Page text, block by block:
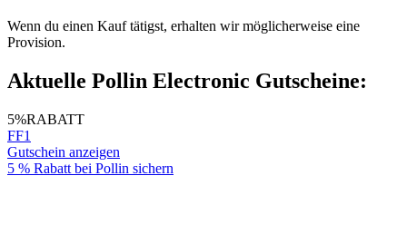
Wenn du einen Kauf tätigst, erhalten wir möglicherweise eine
Provision.
Aktuelle Pollin Electronic Gutscheine:
5%RABATT
FF1
Gutschein anzeigen
5 % Rabatt bei Pollin sichern